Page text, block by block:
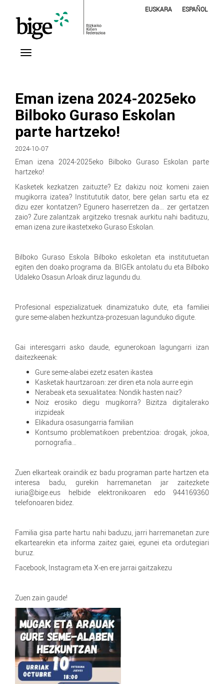
EUSKARA ESPAÑOL
Eman izena 2024-2025eko
Bilboko Guraso Eskolan
parte hartzeko!
2024-10-07
Eman izena 2024-2025eko Bilboko Guraso Eskolan parte
hartzeko!
Kasketek kezkatzen zaituzte? Ez dakizu noiz komeni zaien
mugikorra izatea? Institututik dator, bere gelan sartu eta ez
dizu ezer kontatzen? Egunero haserretzen da… zer gertatzen
zaio? Zure zalantzak argitzeko tresnak aurkitu nahi badituzu,
eman izena zure ikastetxeko Guraso Eskolan.
Bilboko Guraso Eskola Bilboko eskoletan eta institutuetan
egiten den doako programa da. BIGEk antolatu du eta Bilboko
Udaleko Osasun Arloak diruz lagundu du.
Profesional espezializatuek dinamizatuko dute, eta familiei
gure seme-alaben hezkuntza-prozesuan lagunduko digute.
Gai interesgarri asko daude, egunerokoan lagungarri izan
daitezkeenak:
Gure seme-alabei ezetz esaten ikastea
Kasketak haurtzaroan: zer diren eta nola aurre egin
Nerabeak eta sexualitatea: Nondik hasten naiz?
Noiz erosiko diegu mugikorra? Bizitza digitalerako
irizpideak
Elikadura osasungarria familian
Kontsumo problematikoen prebentzioa: drogak, jokoa,
pornografia…
Zuen elkarteak oraindik ez badu programan parte hartzen eta
interesa badu, gurekin harremanetan jar zaitezkete
iuria@bige.eus helbide elektronikoaren edo 944169360
telefonoaren bidez.
Familia gisa parte hartu nahi baduzu, jarri harremanetan zure
elkartearekin eta informa zaitez gaiei, egunei eta ordutegiari
buruz.
Facebook, Instagram eta X-en ere jarrai gaitzakezu
Zuen zain gaude!